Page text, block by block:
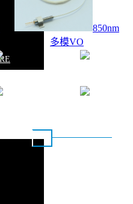
850nm
多模VO